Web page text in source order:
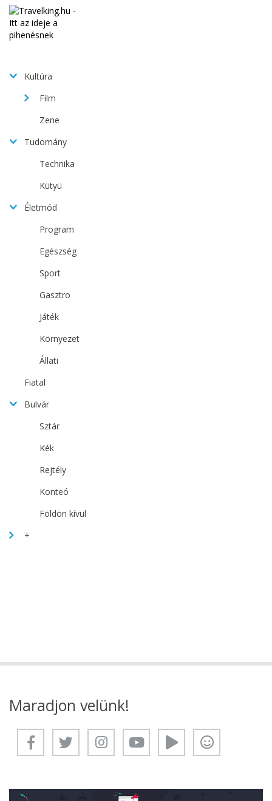
Kultúra
Film
Zene
Tudomány
Technika
Kütyü
Életmód
Program
Egészség
Sport
Gasztro
Játék
Környezet
Állati
Fiatal
Bulvár
Sztár
Kék
Rejtély
Konteó
Földön kívül
+
Maradjon velünk!